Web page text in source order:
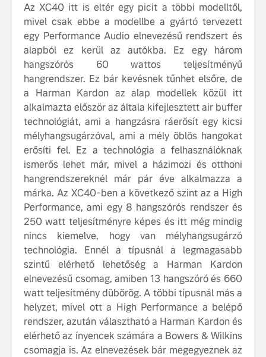
Az XC40 itt is eltér egy picit a többi modelltől,
mivel csak ebbe a modellbe a gyártó tervezett
egy Performance Audio elnevezésű rendszert és
alapból ez kerül az autókba. Ez egy három
hangszórós 60 wattos teljesítményű
hangrendszer. Ez bár kevésnek tűnhet elsőre, de
a Harman Kardon az alap modellek közül itt
alkalmazta először az általa kifejlesztett air buffer
technológiát, ami a hangzásra ráerősít egy kicsi
mélyhangsugárzóval, ami a mély öblös hangokat
erősíti fel. Ez a technológia a felhasználóknak
ismerős lehet már, mivel a házimozi és otthoni
hangrendszereknél már pár éve alkalmazza a
márka. Az XC40-ben a következő szint az a High
Performance, ami egy 8 hangszórós rendszer és
250 watt teljesítményre képes és itt még mindig
nincs kiemelve, hogy van mélyhangsugárzó
technológia. Ennél a típusnál a legmagasabb
szintű elérhető lehetőség a Harman Kardon
elnevezésű csomag, amiben 13 hangszóró és 660
watt teljesítmény dübörög. A többi típusnál más a
helyzet, mivel ott a High Performance a belépő
rendszer, azután választható a Harman Kardon és
elérhető az ínyencek számára a Bowers & Wilkins
csomagja is. Az elnevezések bár megegyeznek az
A Volvo
Country:
képes,
jut